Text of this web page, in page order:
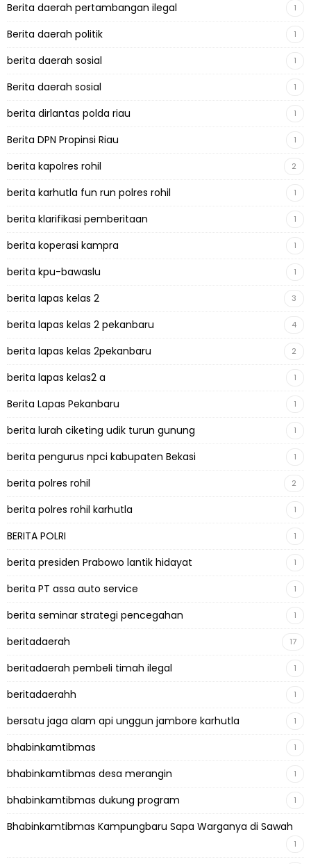
Berita daerah pertambangan ilegal 1
Berita daerah politik 1
berita daerah sosial 1
Berita daerah sosial 1
berita dirlantas polda riau 1
Berita DPN Propinsi Riau 1
berita kapolres rohil 2
berita karhutla fun run polres rohil 1
berita klarifikasi pemberitaan 1
berita koperasi kampra 1
berita kpu-bawaslu 1
berita lapas kelas 2 3
berita lapas kelas 2 pekanbaru 4
berita lapas kelas 2pekanbaru 2
berita lapas kelas2 a 1
Berita Lapas Pekanbaru 1
berita lurah ciketing udik turun gunung 1
berita pengurus npci kabupaten Bekasi 1
berita polres rohil 2
berita polres rohil karhutla 1
BERITA POLRI 1
berita presiden Prabowo lantik hidayat 1
berita PT assa auto service 1
berita seminar strategi pencegahan 1
beritadaerah 17
beritadaerah pembeli timah ilegal 1
beritadaerahh 1
bersatu jaga alam api unggun jambore karhutla 1
bhabinkamtibmas 1
bhabinkamtibmas desa merangin 1
bhabinkamtibmas dukung program 1
Bhabinkamtibmas Kampungbaru Sapa Warganya di Sawah
1